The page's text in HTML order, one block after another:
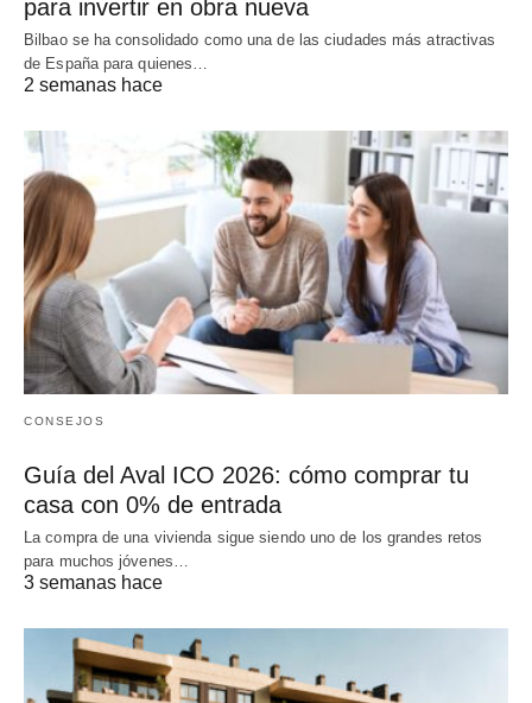
para invertir en obra nueva
Bilbao se ha consolidado como una de las ciudades más atractivas
de España para quienes…
2 semanas hace
CONSEJOS
Guía del Aval ICO 2026: cómo comprar tu
casa con 0% de entrada
La compra de una vivienda sigue siendo uno de los grandes retos
para muchos jóvenes…
3 semanas hace